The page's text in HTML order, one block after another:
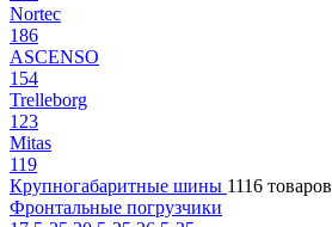
Nortec
186
ASCENSO
154
Trelleborg
123
Mitas
119
Крупногабаритные шины 1116 товаров
Фронтальные погрузчики